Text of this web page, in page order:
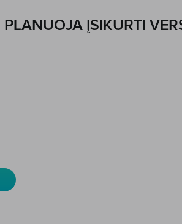
ĮSIKURTI